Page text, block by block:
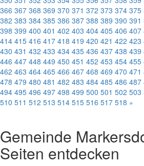
366 367 368 369 370 371 372 373 374 375
382 383 384 385 386 387 388 389 390 391
398 399 400 401 402 403 404 405 406 407
414 415 416 417 418 419 420 421 422 423
430 431 432 433 434 435 436 437 438 439
446 447 448 449 450 451 452 453 454 455
462 463 464 465 466 467 468 469 470 471
478 479 480 481 482 483 484 485 486 487
494 495 496 497 498 499 500 501 502 503
510 511 512 513 514 515 516 517 518 »
Gemeinde
Seiten entdecken